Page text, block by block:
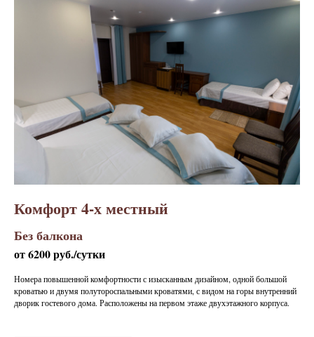
Комфорт 4-х местный
Без балкона
от 6200 руб./сутки
Номера повышенной комфортности с изысканным дизайном, одной большой
кроватью и двумя полутороспальными кроватями, с видом на горы внутренний
дворик гостевого дома. Расположены на первом этаже двухэтажного корпуса.